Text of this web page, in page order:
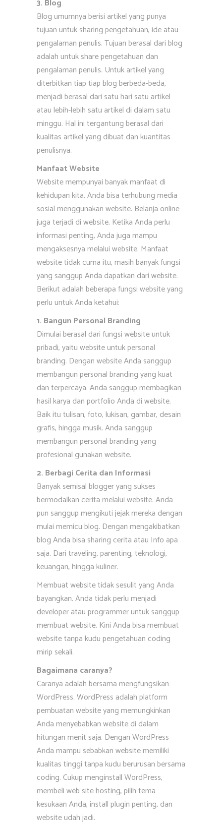
3. Blog
Blog umumnya berisi artikel yang punya
tujuan untuk sharing pengetahuan, ide atau
pengalaman penulis. Tujuan berasal dari blog
adalah untuk share pengetahuan dan
pengalaman penulis. Untuk artikel yang
diterbitkan tiap tiap blog berbeda-beda,
menjadi berasal dari satu hari satu artikel
atau lebih-lebih satu artikel di dalam satu
minggu. Hal ini tergantung berasal dari
kualitas artikel yang dibuat dan kuantitas
penulisnya.
Manfaat Website
Website mempunyai banyak manfaat di
kehidupan kita. Anda bisa terhubung media
sosial menggunakan website. Belanja online
juga terjadi di website. Ketika Anda perlu
informasi penting, Anda juga mampu
mengaksesnya melalui website. Manfaat
website tidak cuma itu, masih banyak fungsi
yang sanggup Anda dapatkan dari website.
Berikut adalah beberapa fungsi website yang
perlu untuk Anda ketahui:
1. Bangun Personal Branding
Dimulai berasal dari fungsi website untuk
pribadi, yaitu website untuk personal
branding. Dengan website Anda sanggup
membangun personal branding yang kuat
dan terpercaya. Anda sanggup membagikan
hasil karya dan portfolio Anda di website.
Baik itu tulisan, foto, lukisan, gambar, desain
grafis, hingga musik. Anda sanggup
membangun personal branding yang
profesional gunakan website.
2. Berbagi Cerita dan Informasi
Banyak semisal blogger yang sukses
bermodalkan cerita melalui website. Anda
pun sanggup mengikuti jejak mereka dengan
mulai memicu blog. Dengan mengakibatkan
blog Anda bisa sharing cerita atau Info apa
saja. Dari traveling, parenting, teknologi,
keuangan, hingga kuliner.
Membuat website tidak sesulit yang Anda
bayangkan. Anda tidak perlu menjadi
developer atau programmer untuk sanggup
membuat website. Kini Anda bisa membuat
website tanpa kudu pengetahuan coding
mirip sekali.
Bagaimana caranya?
Caranya adalah bersama mengfungsikan
WordPress. WordPress adalah platform
pembuatan website yang memungkinkan
Anda menyebabkan website di dalam
hitungan menit saja. Dengan WordPress
Anda mampu sebabkan website memiliki
kualitas tinggi tanpa kudu berurusan bersama
coding. Cukup menginstall WordPress,
membeli web site hosting, pilih tema
kesukaan Anda, install plugin penting, dan
website udah jadi.